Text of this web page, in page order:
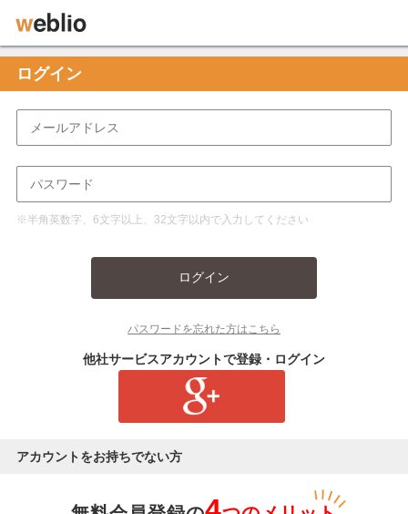
ログイン
※半角英数字、6文字以上、32文字以内で入力してください
ログイン
パスワードを忘れた方はこちら
他社サービスアカウントで登録・ログイン
アカウントをお持ちでない方